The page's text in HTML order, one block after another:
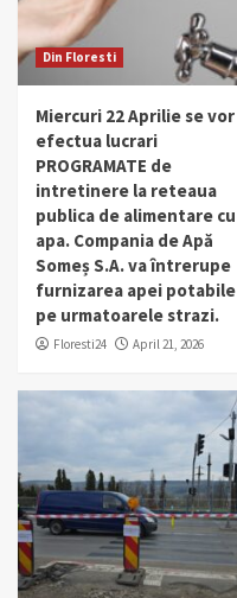
Din Floresti
Miercuri 22 Aprilie se vor
efectua lucrari
PROGRAMATE de
intretinere la reteaua
publica de alimentare cu
apa. Compania de Apă
Someș S.A. va întrerupe
furnizarea apei potabile
pe urmatoarele strazi.
Floresti24 April 21, 2026